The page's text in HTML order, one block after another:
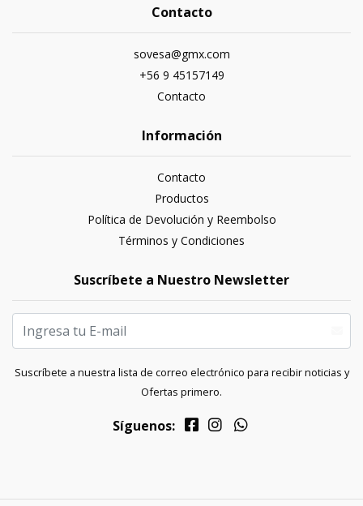
Contacto
sovesa@gmx.com
+56 9 45157149
Contacto
Información
Contacto
Productos
Política de Devolución y Reembolso
Términos y Condiciones
Suscríbete a Nuestro Newsletter
Suscríbete a nuestra lista de correo electrónico para recibir noticias y
Ofertas primero.
Síguenos: